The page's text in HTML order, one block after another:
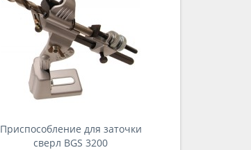
Приспособление для заточки
сверл BGS 3200